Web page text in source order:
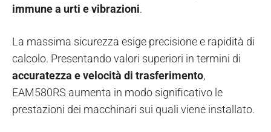
immune a urti e vibrazioni.
La massima sicurezza esige precisione e rapidità di
calcolo. Presentando valori superiori in termini di
accuratezza e velocità di trasferimento,
EAM580RS aumenta in modo significativo le
prestazioni dei macchinari sui quali viene installato.